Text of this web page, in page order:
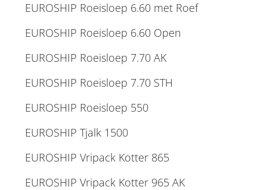
EUROSHIP Roeisloep 6.60 met Roef
EUROSHIP Roeisloep 6.60 Open
EUROSHIP Roeisloep 7.70 AK
EUROSHIP Roeisloep 7.70 STH
EUROSHIP Roeisloep 550
EUROSHIP Tjalk 1500
EUROSHIP Vripack Kotter 865
EUROSHIP Vripack Kotter 965 AK